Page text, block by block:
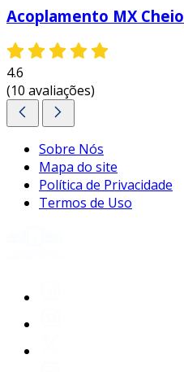
Acoplamento MX Cheio
4.6
(10 avaliações)
Sobre Nós
Mapa do site
Política de Privacidade
Termos de Uso